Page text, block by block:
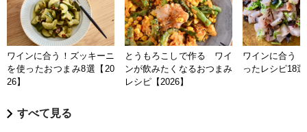
ワインに合う！ズッキーニ
を使ったおつまみ8選【20
26】
とうもろこしで作る ワイ
ンが飲みたくなるおつまみ
レシピ【2026】
ワインに合う
ったレシピ18
すべて見る